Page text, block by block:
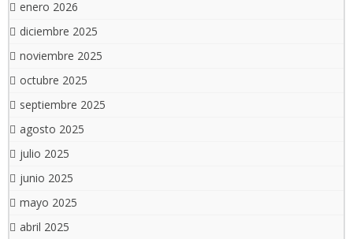
enero 2026
diciembre 2025
noviembre 2025
octubre 2025
septiembre 2025
agosto 2025
julio 2025
junio 2025
mayo 2025
abril 2025